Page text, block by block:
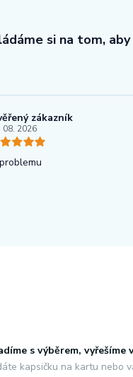
s výběrem, vyřešíme
kapsičku na kartu nebo
si na tom,
zákazník
08. 2026